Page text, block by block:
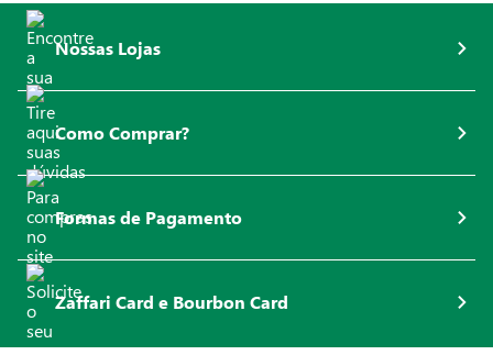
Nossas Lojas
Como Comprar?
Formas de Pagamento
Zaffari Card e Bourbon Card